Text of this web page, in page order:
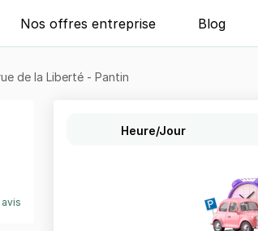
Nos offres entreprise Blog
de la Liberté - Pantin
avis
Heure/Jour